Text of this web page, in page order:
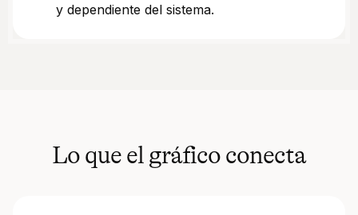
y dependiente del sistema.
Lo que el gráfico conecta